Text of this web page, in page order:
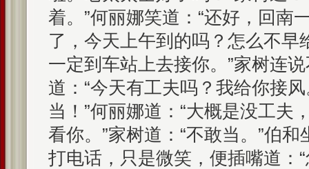
着。”何丽娜笑道：“还好，回南
了，今天上午到的吗？怎么不早
一定到车站上去接你。”家树连
道：“今天有工夫吗？我给你接
当！”何丽娜道：“大概是没工夫
看你。”家树道：“不敢当。”伯
打电话，只是微笑，便插嘴道：